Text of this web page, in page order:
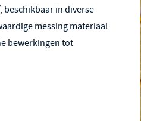
beschikbaar in diverse
messing materiaal
bewerkingen tot